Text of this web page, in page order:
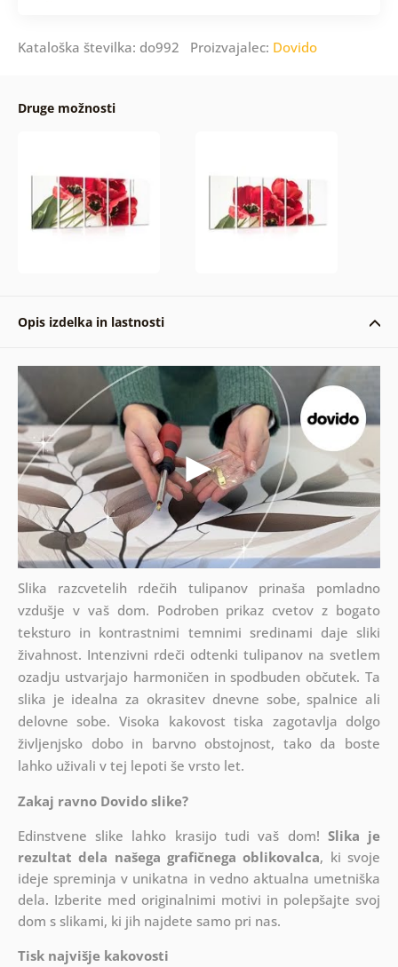
Kataloška številka: do992 Proizvajalec: Dovido
Druge možnosti
Opis izdelka in lastnosti
Slika razcvetelih rdečih tulipanov prinaša pomladno
vzdušje v vaš dom. Podroben prikaz cvetov z bogato
teksturo in kontrastnimi temnimi sredinami daje sliki
živahnost. Intenzivni rdeči odtenki tulipanov na svetlem
ozadju ustvarjajo harmoničen in spodbuden občutek. Ta
slika je idealna za okrasitev dnevne sobe, spalnice ali
delovne sobe. Visoka kakovost tiska zagotavlja dolgo
življenjsko dobo in barvno obstojnost, tako da boste
lahko uživali v tej lepoti še vrsto let.
Zakaj ravno Dovido slike?
Edinstvene slike lahko krasijo tudi vaš dom! Slika je
rezultat dela našega grafičnega oblikovalca, ki svoje
ideje spreminja v unikatna in vedno aktualna umetniška
dela. Izberite med originalnimi motivi in polepšajte svoj
dom s slikami, ki jih najdete samo pri nas.
Tisk najvišje kakovosti